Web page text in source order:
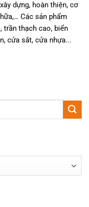
dựng, hoàn thiện, cơ
Các sản phẩm
trần thạch cao, biển
cửa sắt, cửa nhựa...